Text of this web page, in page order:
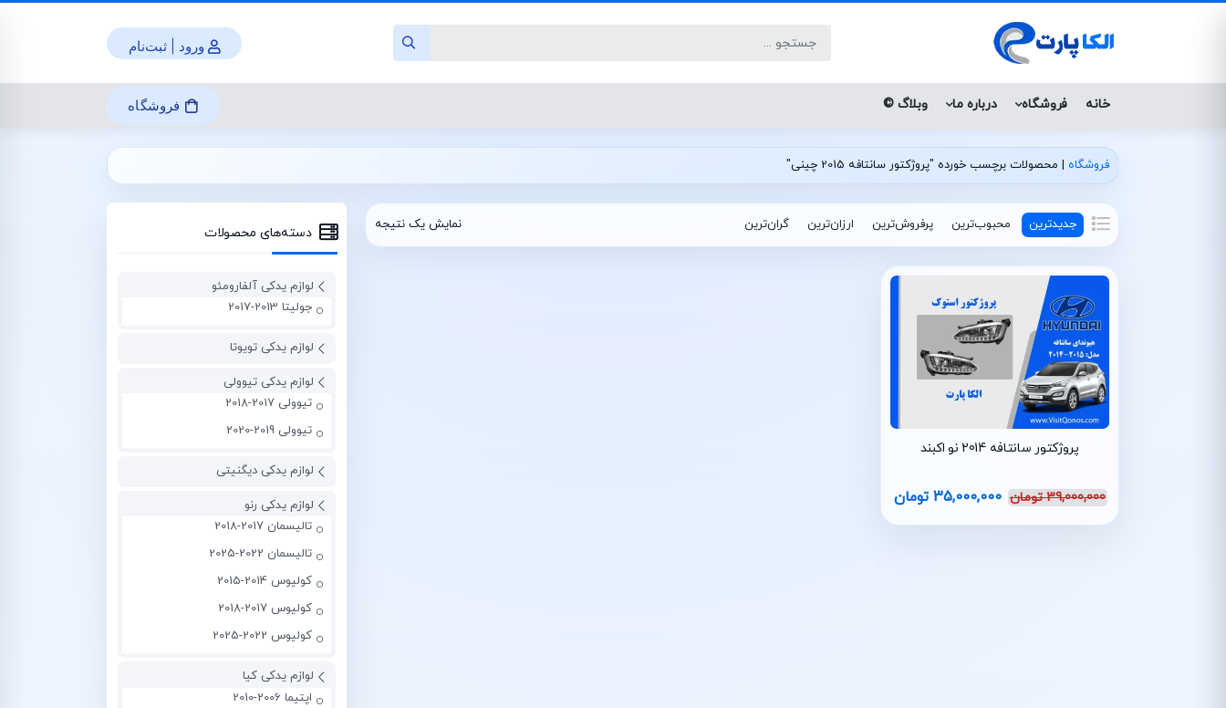
ورود | ثبت‌نام
خانه فروشگاه درباره ما وبلاگ © فروشگاه
فروشگاه | محصولات برچسب خورده "پروژکتور سانتافه 2015 چینی"
جدیدترین محبوب‌ترین پرفروش‌ترین ارزان‌ترین گران‌ترین نمایش یک نتیجه
پروژکتور سانتافه 2014 نو اکبند
39,000,000 تومان 35,000,000 تومان
دسته‌های محصولات
لوازم یدکی آلفارومئو
جولیتا 2013-2017
لوازم یدکی تویوتا
لوازم یدکی تیوولی
تیوولی 2017-2018
تیوولی 2019-2020
لوازم یدکی دیگنیتی
لوازم یدکی رنو
تالیسمان 2017-2018
تالیسمان 2022-2025
کولیوس 2014-2015
کولیوس 2017-2018
کولیوس 2022-2025
لوازم یدکی کیا
اپتیما 2006-2010